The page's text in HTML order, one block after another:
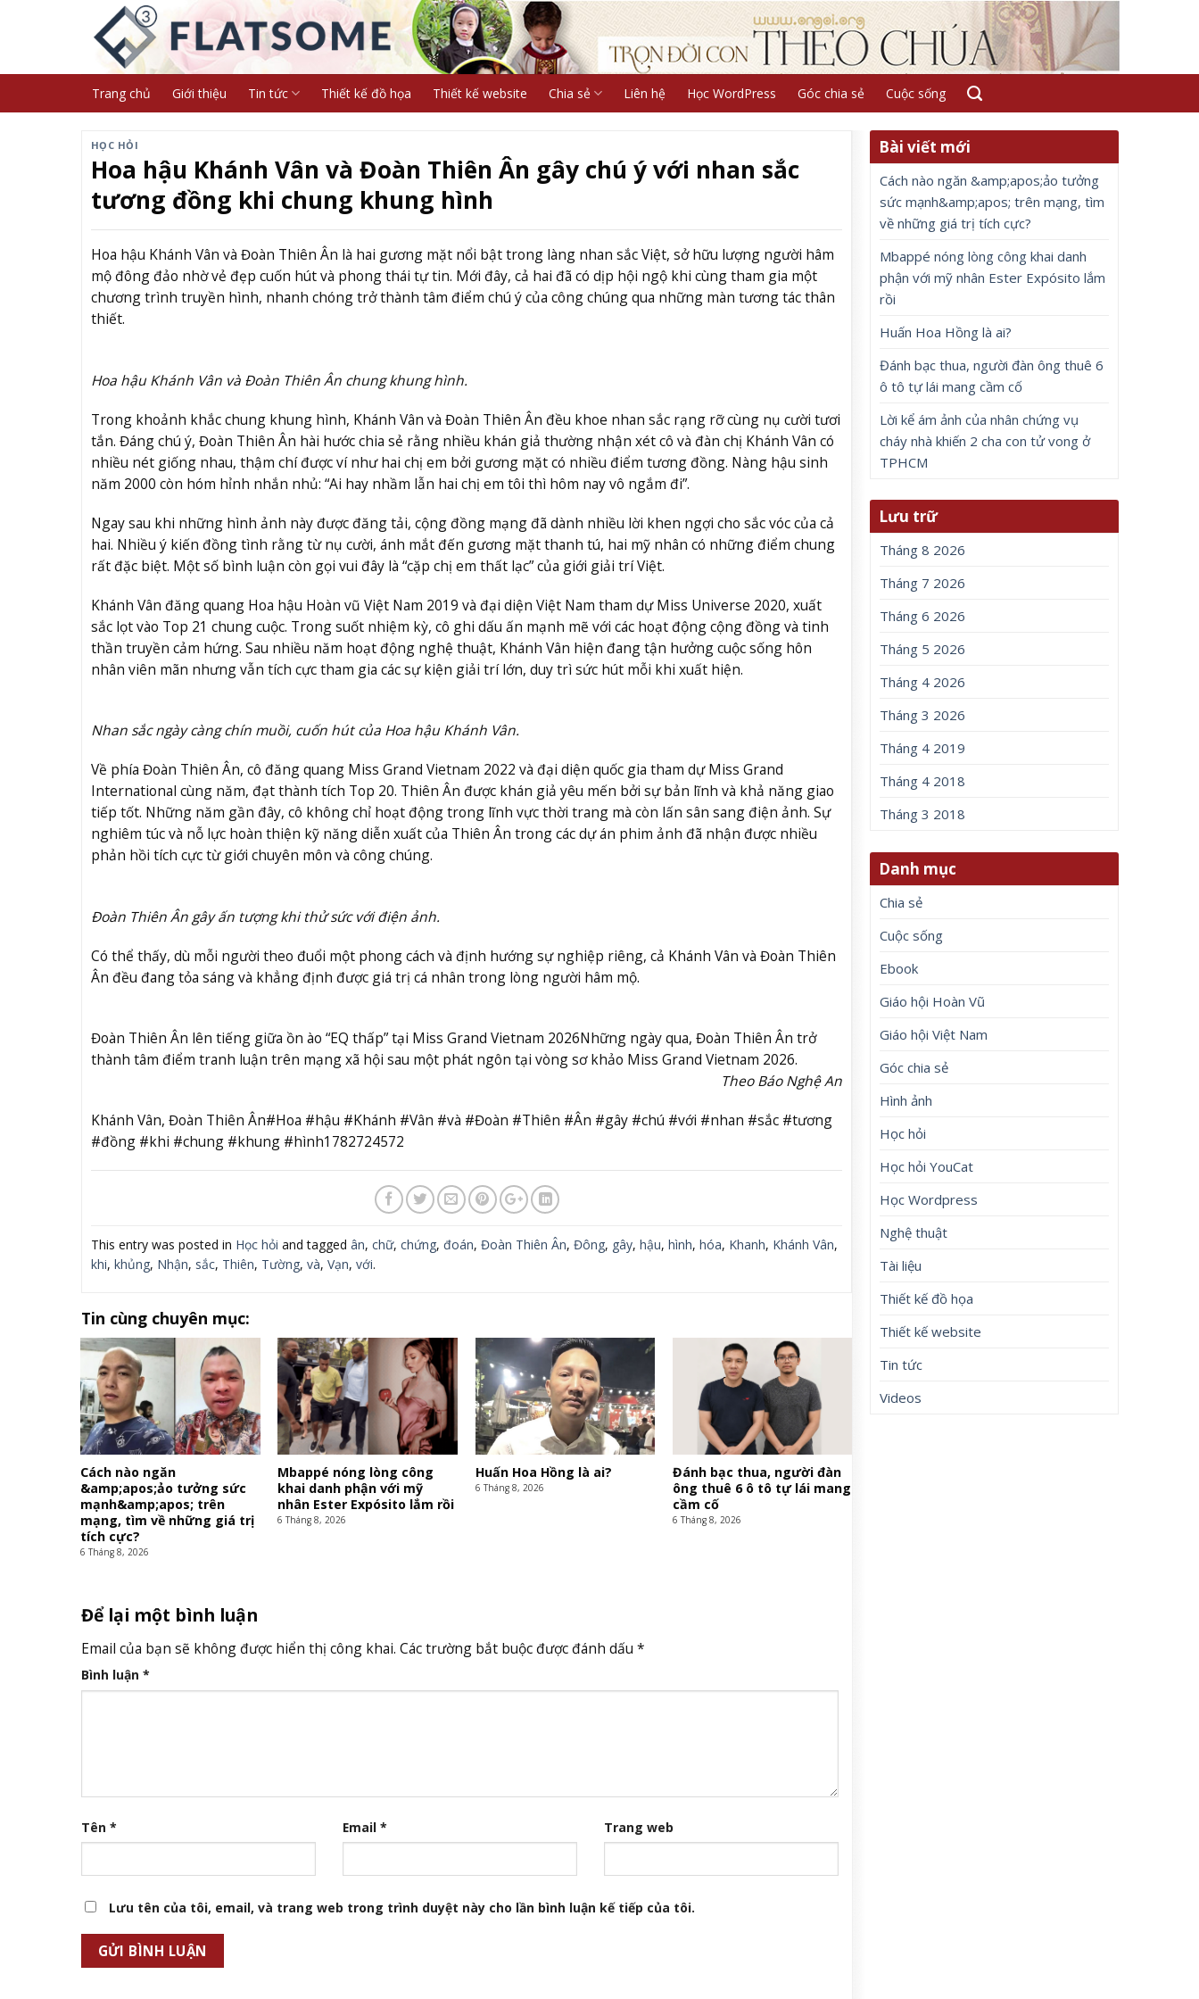
Trang chủ Giới thiệu Tin tức Thiết kế đồ họa Thiết kế website Chia sẻ Liên hệ Học WordPress Góc chia sẻ Cuộc sống
HỌC HỎI
Hoa hậu Khánh Vân và Đoàn Thiên Ân gây chú ý với nhan sắc
tương đồng khi chung khung hình
Hoa hậu Khánh Vân và Đoàn Thiên Ân là hai gương mặt nổi bật trong làng nhan sắc Việt, sở hữu lượng người hâm
mộ đông đảo nhờ vẻ đẹp cuốn hút và phong thái tự tin. Mới đây, cả hai đã có dịp hội ngộ khi cùng tham gia một
chương trình truyền hình, nhanh chóng trở thành tâm điểm chú ý của công chúng qua những màn tương tác thân
thiết.
Hoa hậu Khánh Vân và Đoàn Thiên Ân chung khung hình.
Trong khoảnh khắc chung khung hình, Khánh Vân và Đoàn Thiên Ân đều khoe nhan sắc rạng rỡ cùng nụ cười tươi
tắn. Đáng chú ý, Đoàn Thiên Ân hài hước chia sẻ rằng nhiều khán giả thường nhận xét cô và đàn chị Khánh Vân có
nhiều nét giống nhau, thậm chí được ví như hai chị em bởi gương mặt có nhiều điểm tương đồng. Nàng hậu sinh
năm 2000 còn hóm hỉnh nhắn nhủ: “Ai hay nhầm lẫn hai chị em tôi thì hôm nay vô ngắm đi”.
Ngay sau khi những hình ảnh này được đăng tải, cộng đồng mạng đã dành nhiều lời khen ngợi cho sắc vóc của cả
hai. Nhiều ý kiến đồng tình rằng từ nụ cười, ánh mắt đến gương mặt thanh tú, hai mỹ nhân có những điểm chung
rất đặc biệt. Một số bình luận còn gọi vui đây là “cặp chị em thất lạc” của giới giải trí Việt.
Khánh Vân đăng quang Hoa hậu Hoàn vũ Việt Nam 2019 và đại diện Việt Nam tham dự Miss Universe 2020, xuất
sắc lọt vào Top 21 chung cuộc. Trong suốt nhiệm kỳ, cô ghi dấu ấn mạnh mẽ với các hoạt động cộng đồng và tinh
thần truyền cảm hứng. Sau nhiều năm hoạt động nghệ thuật, Khánh Vân hiện đang tận hưởng cuộc sống hôn
nhân viên mãn nhưng vẫn tích cực tham gia các sự kiện giải trí lớn, duy trì sức hút mỗi khi xuất hiện.
Nhan sắc ngày càng chín muồi, cuốn hút của Hoa hậu Khánh Vân.
Về phía Đoàn Thiên Ân, cô đăng quang Miss Grand Vietnam 2022 và đại diện quốc gia tham dự Miss Grand
International cùng năm, đạt thành tích Top 20. Thiên Ân được khán giả yêu mến bởi sự bản lĩnh và khả năng giao
tiếp tốt. Những năm gần đây, cô không chỉ hoạt động trong lĩnh vực thời trang mà còn lấn sân sang điện ảnh. Sự
nghiêm túc và nỗ lực hoàn thiện kỹ năng diễn xuất của Thiên Ân trong các dự án phim ảnh đã nhận được nhiều
phản hồi tích cực từ giới chuyên môn và công chúng.
Đoàn Thiên Ân gây ấn tượng khi thử sức với điện ảnh.
Có thể thấy, dù mỗi người theo đuổi một phong cách và định hướng sự nghiệp riêng, cả Khánh Vân và Đoàn Thiên
Ân đều đang tỏa sáng và khẳng định được giá trị cá nhân trong lòng người hâm mộ.
Đoàn Thiên Ân lên tiếng giữa ồn ào “EQ thấp” tại Miss Grand Vietnam 2026Những ngày qua, Đoàn Thiên Ân trở
thành tâm điểm tranh luận trên mạng xã hội sau một phát ngôn tại vòng sơ khảo Miss Grand Vietnam 2026.
Theo Báo Nghệ An
Khánh Vân, Đoàn Thiên Ân#Hoa #hậu #Khánh #Vân #và #Đoàn #Thiên #Ân #gây #chú #với #nhan #sắc #tương
#đồng #khi #chung #khung #hình1782724572
This entry was posted in Học hỏi and tagged ân, chữ, chứng, đoán, Đoàn Thiên Ân, Đông, gây, hậu, hình, hóa, Khanh, Khánh Vân,
khi, khủng, Nhận, sắc, Thiên, Tường, và, Vạn, với.
Tin cùng chuyên mục:
Cách nào ngăn
&amp;apos;ảo tưởng sức
mạnh&amp;apos; trên
mạng, tìm về những giá trị
tích cực?
6 Tháng 8, 2026
Mbappé nóng lòng công
khai danh phận với mỹ
nhân Ester Expósito lắm rồi
6 Tháng 8, 2026
Huấn Hoa Hồng là ai?
6 Tháng 8, 2026
Đánh bạc thua, người đàn
ông thuê 6 ô tô tự lái mang
cầm cố
6 Tháng 8, 2026
Để lại một bình luận
Email của bạn sẽ không được hiển thị công khai. Các trường bắt buộc được đánh dấu *
Bình luận *
Tên * Email * Trang web
Lưu tên của tôi, email, và trang web trong trình duyệt này cho lần bình luận kế tiếp của tôi.
Bài viết mới
Cách nào ngăn &amp;apos;ảo tưởng
sức mạnh&amp;apos; trên mạng, tìm
về những giá trị tích cực?
Mbappé nóng lòng công khai danh
phận với mỹ nhân Ester Expósito lắm
rồi
Huấn Hoa Hồng là ai?
Đánh bạc thua, người đàn ông thuê 6
ô tô tự lái mang cầm cố
Lời kể ám ảnh của nhân chứng vụ
cháy nhà khiến 2 cha con tử vong ở
TPHCM
Lưu trữ
Tháng 8 2026
Tháng 7 2026
Tháng 6 2026
Tháng 5 2026
Tháng 4 2026
Tháng 3 2026
Tháng 4 2019
Tháng 4 2018
Tháng 3 2018
Danh mục
Chia sẻ
Cuộc sống
Ebook
Giáo hội Hoàn Vũ
Giáo hội Việt Nam
Góc chia sẻ
Hình ảnh
Học hỏi
Học hỏi YouCat
Học Wordpress
Nghệ thuật
Tài liệu
Thiết kế đồ họa
Thiết kế website
Tin tức
Videos